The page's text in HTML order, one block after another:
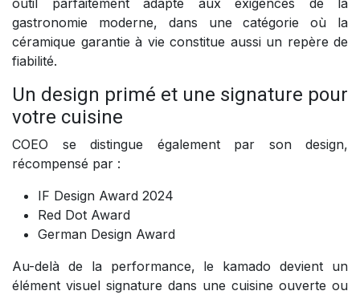
gastronomie moderne, dans une catégorie où la
céramique garantie à vie constitue aussi un repère de
fiabilité.
Un design primé et une signature pour
votre cuisine
COEO se distingue également par son design,
récompensé par :
IF Design Award 2024
Red Dot Award
German Design Award
Au-delà de la performance, le kamado devient un
élément visuel signature dans une cuisine ouverte ou